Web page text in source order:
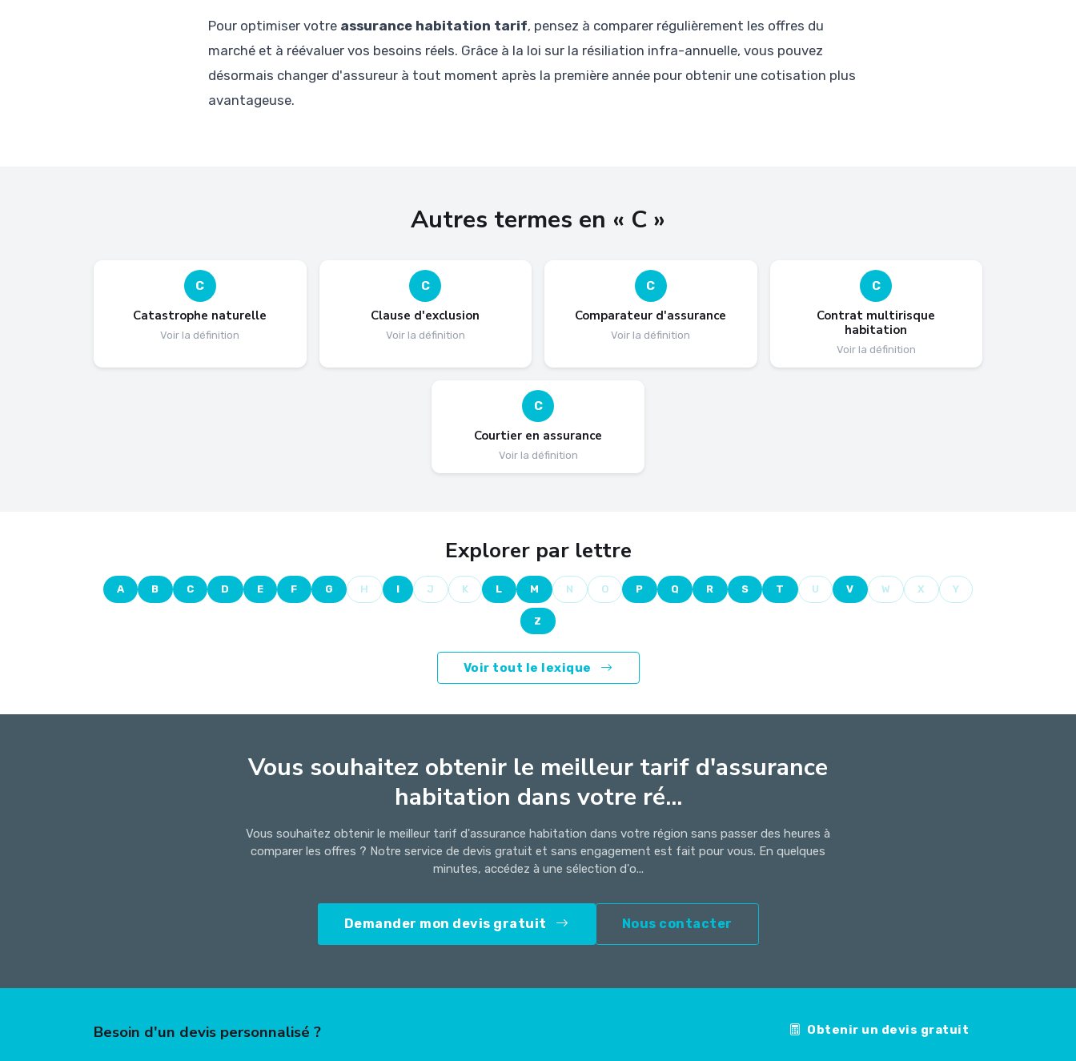
Pour optimiser votre assurance habitation tarif, pensez à comparer régulièrement les offres du
marché et à réévaluer vos besoins réels. Grâce à la loi sur la résiliation infra-annuelle, vous pouvez
désormais changer d'assureur à tout moment après la première année pour obtenir une cotisation plus
avantageuse.
Autres termes en « C »
C
Catastrophe naturelle
Voir la définition
C
Clause d'exclusion
Voir la définition
C
Comparateur d'assurance
Voir la définition
C
Contrat multirisque
habitation
Voir la définition
C
Courtier en assurance
Voir la définition
Explorer par lettre
A B C D E F G H I J K L M N O P Q R S T U V W X Y
Z
Voir tout le lexique
Vous souhaitez obtenir le meilleur tarif d'assurance
habitation dans votre ré...
Vous souhaitez obtenir le meilleur tarif d'assurance habitation dans votre région sans passer des heures à
comparer les offres ? Notre service de devis gratuit et sans engagement est fait pour vous. En quelques
minutes, accédez à une sélection d'o...
Demander mon devis gratuit Nous contacter
Besoin d'un devis personnalisé ? Obtenir un devis gratuit